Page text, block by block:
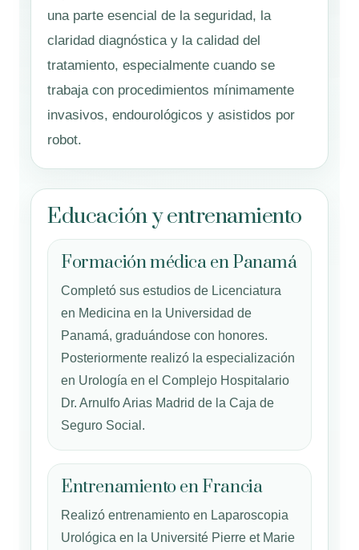
una parte esencial de la seguridad, la
claridad diagnóstica y la calidad del
tratamiento, especialmente cuando se
trabaja con procedimientos mínimamente
invasivos, endourológicos y asistidos por
robot.
Educación y entrenamiento
Formación médica en Panamá
Completó sus estudios de Licenciatura
en Medicina en la Universidad de
Panamá, graduándose con honores.
Posteriormente realizó la especialización
en Urología en el Complejo Hospitalario
Dr. Arnulfo Arias Madrid de la Caja de
Seguro Social.
Entrenamiento en Francia
Realizó entrenamiento en Laparoscopia
Urológica en la Université Pierre et Marie